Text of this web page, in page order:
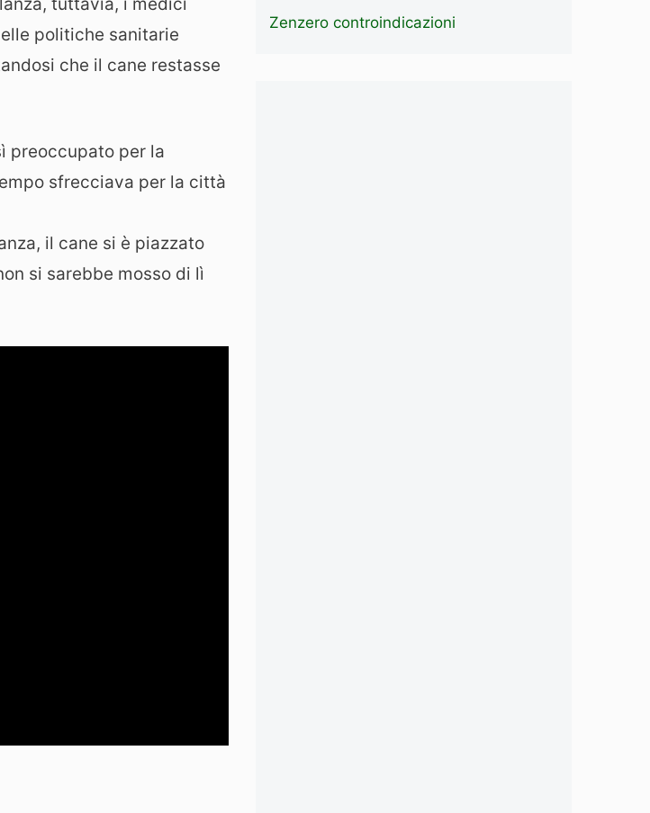
politiche sanitarie
che il cane restasse
preoccupato per la
sfrecciava per la città
il cane si è piazzato
si sarebbe mosso di lì
Zenzero controindicazioni